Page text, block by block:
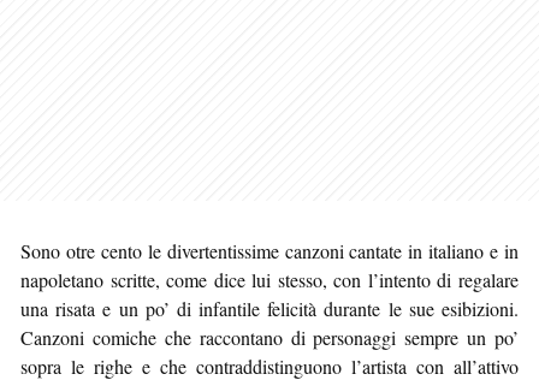
Sono otre cento le divertentissime canzoni cantate in italiano e in
napoletano scritte, come dice lui stesso, con l’intento di regalare
una risata e un po’ di infantile felicità durante le sue esibizioni.
Canzoni comiche che raccontano di personaggi sempre un po’
sopra le righe e che contraddistinguono l’artista con all’attivo